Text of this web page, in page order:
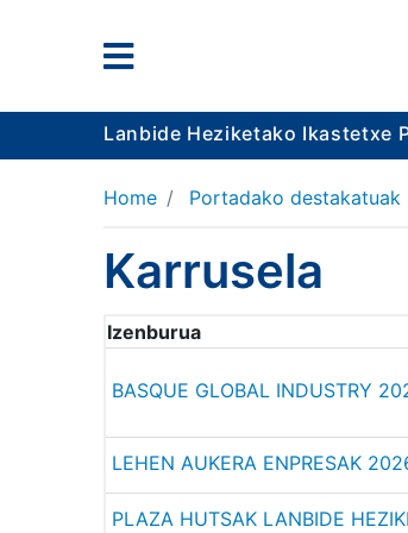
Lanbide Heziketako Ikastetxe
Home Portadako destakatuak
Karrusela
Izenburua
BASQUE GLOBAL INDUSTRY
LEHEN AUKERA ENPRESAK
PLAZA HUTSAK LANBIDE